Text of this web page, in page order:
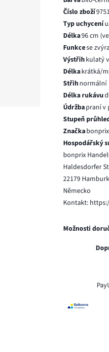
Číslo zboží
Typ uchycení
Délka96 cm
Funkcese
Výstřihkulatý
Délkakrátká/
Střihnormální
Délka rukávu
Údržbapraní v
Stupeň
Značkabonprix
Hospodářský
bonprix
Haldesdorfer
22179 Hamburk
Německo
Kontakt:
Možnosti